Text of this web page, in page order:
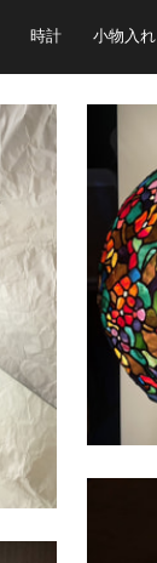
時計 小物入れ